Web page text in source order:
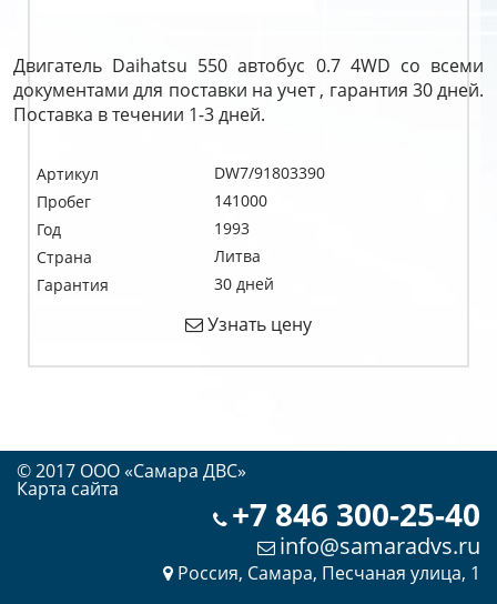
Двигатель Daihatsu 550 автобус 0.7 4WD со всеми
документами для поставки на учет , гарантия 30 дней.
Поставка в течении 1-3 дней.
Артикул
DW7/91803390
Пробег
141000
Год
1993
Страна
Литва
Гарантия
30 дней
Узнать цену
© 2017 OOO «Самара ДВС»
Карта сайта
+7 846 300-25-40
info@samaradvs.ru
Россия, Самара, Песчаная улица, 1